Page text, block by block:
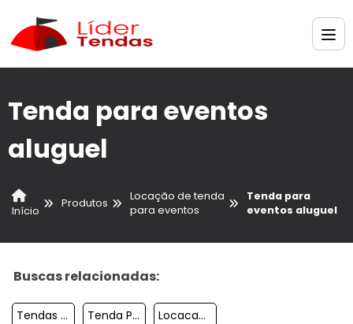
Tenda para eventos
aluguel
Início
Produtos
Locação de tenda
para eventos
Tenda para
eventos aluguel
Buscas relacionadas:
Tendas Sanfonadas Para Alugar Tenda Para Eventos Aluguel Locacao De Tendas Para Eventos Em Fortaleza